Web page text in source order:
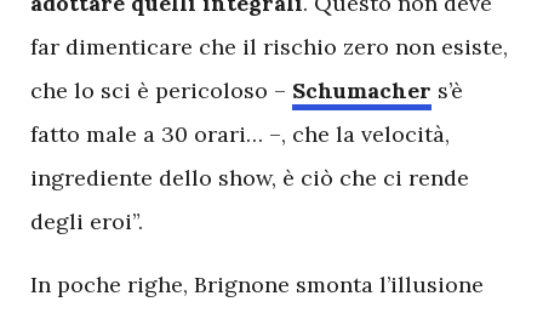
far dimenticare che il rischio zero non esiste,
che lo sci è pericoloso – Schumacher s’è
fatto male a 30 orari… –, che la velocità,
ingrediente dello show, è ciò che ci rende
degli eroi”.
In poche righe, Brignone smonta l’illusione